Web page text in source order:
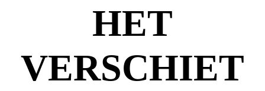
HET
VERSCHIET